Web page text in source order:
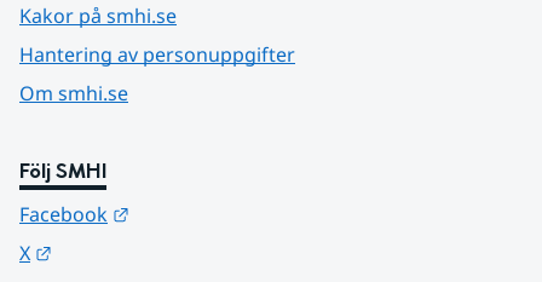
Kakor på smhi.se
Hantering av personuppgifter
Om smhi.se
Följ SMHI
Facebook
X